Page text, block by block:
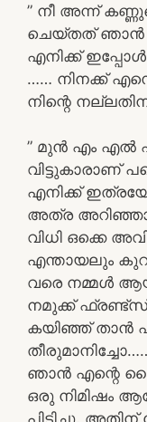
” നീ അന്ന്
ചെയ്തത് ഞാൻ
എനിക്ക്
…… നിനക്ക്
നിന്റെ
” മുൻ എം എൽ
വിട്ടുകാരാണ്
എനിക്ക്
അത്ര
വിധി ഒക്കെ
എന്തായലും
വരെ നമ്മൾ
നമുക്ക് ഫ്രണ്ട്സ്
കയിഞ്ഞ് താൻ
ഞാൻ എന്റെ
ഒരു നിമിഷം
പിടിച്ചു.